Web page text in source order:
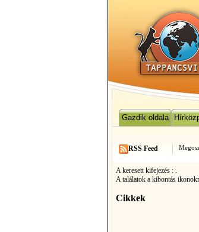
Gazdik oldala
RSS Feed
A keresett kifejezés : .
A találatok a kibontás
Cikkek